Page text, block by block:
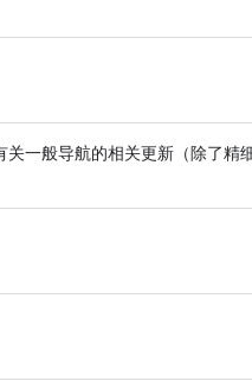
关一般导航的相关更新（除了精